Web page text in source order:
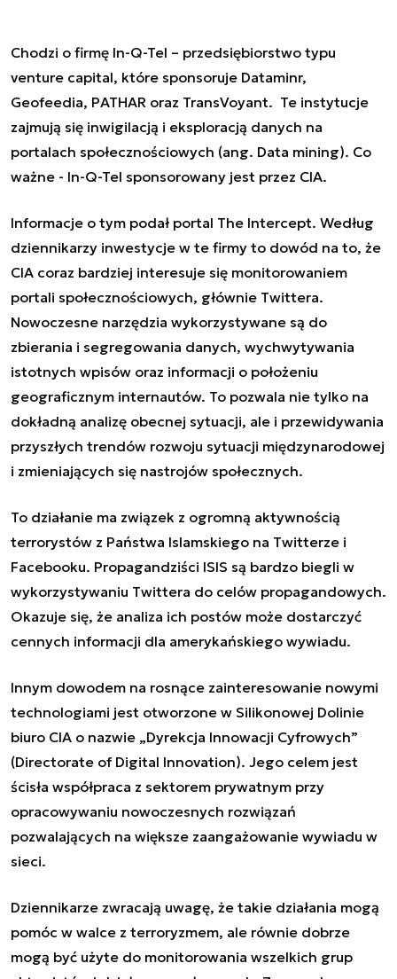
Chodzi o firmę In-Q-Tel – przedsiębiorstwo typu
venture capital, które sponsoruje Dataminr,
Geofeedia, PATHAR oraz TransVoyant. Te instytucje
zajmują się inwigilacją i eksploracją danych na
portalach społecznościowych (ang. Data mining). Co
ważne - In-Q-Tel sponsorowany jest przez CIA.
Informacje o tym podał portal The Intercept. Według
dziennikarzy inwestycje w te firmy to dowód na to, że
CIA coraz bardziej interesuje się monitorowaniem
portali społecznościowych, głównie Twittera.
Nowoczesne narzędzia wykorzystywane są do
zbierania i segregowania danych, wychwytywania
istotnych wpisów oraz informacji o położeniu
geograficznym internautów. To pozwala nie tylko na
dokładną analizę obecnej sytuacji, ale i przewidywania
przyszłych trendów rozwoju sytuacji międzynarodowej
i zmieniających się nastrojów społecznych.
To działanie ma związek z ogromną aktywnością
terrorystów z Państwa Islamskiego na Twitterze i
Facebooku. Propagandziści ISIS są bardzo biegli w
wykorzystywaniu Twittera do celów propagandowych.
Okazuje się, że analiza ich postów może dostarczyć
cennych informacji dla amerykańskiego wywiadu.
Innym dowodem na rosnące zainteresowanie nowymi
technologiami jest otworzone w Silikonowej Dolinie
biuro CIA o nazwie „Dyrekcja Innowacji Cyfrowych”
(Directorate of Digital Innovation). Jego celem jest
ścisła współpraca z sektorem prywatnym przy
opracowywaniu nowoczesnych rozwiązań
pozwalających na większe zaangażowanie wywiadu w
sieci.
Dziennikarze zwracają uwagę, że takie działania mogą
pomóc w walce z terroryzmem, ale równie dobrze
mogą być użyte do monitorowania wszelkich grup